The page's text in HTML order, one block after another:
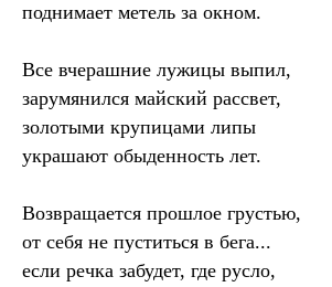
поднимает метель за окном.
Все вчерашние лужицы выпил,
зарумянился майский рассвет,
золотыми крупицами липы
украшают обыденность лет.
Возвращается прошлое грустью,
от себя не пуститься в бега...
если речка забудет, где русло,